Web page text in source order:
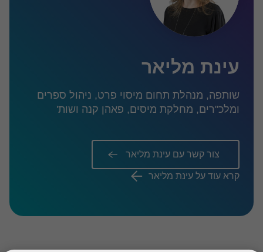
עינת מליאר
שותפה, מנהלת תחום מיסוי פרט, ניהול ספרים
ומלכ"רים, מחלקת מיסים, פאהן קנה ושות'
צור קשר עם עינת מליאר
קרא עוד על עינת מליאר